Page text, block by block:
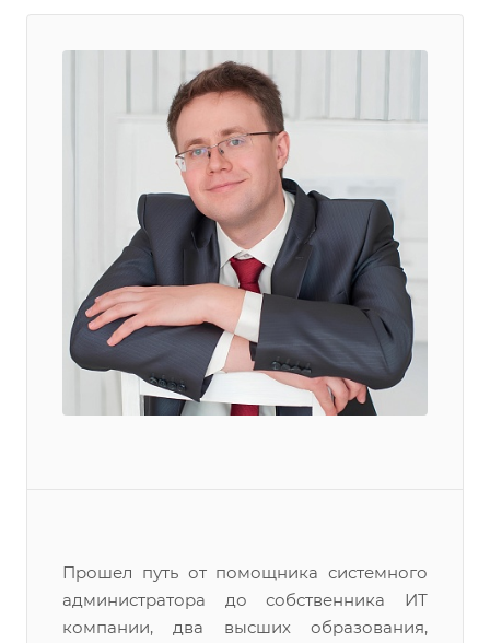
Прошел путь от помощника системного
администратора до собственника ИТ
компании, два высших образования,